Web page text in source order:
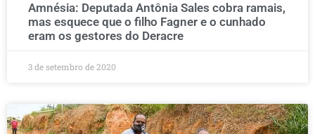
Amnésia: Deputada Antônia Sales cobra ramais,
mas esquece que o filho Fagner e o cunhado
eram os gestores do Deracre
3 de setembro de 2020